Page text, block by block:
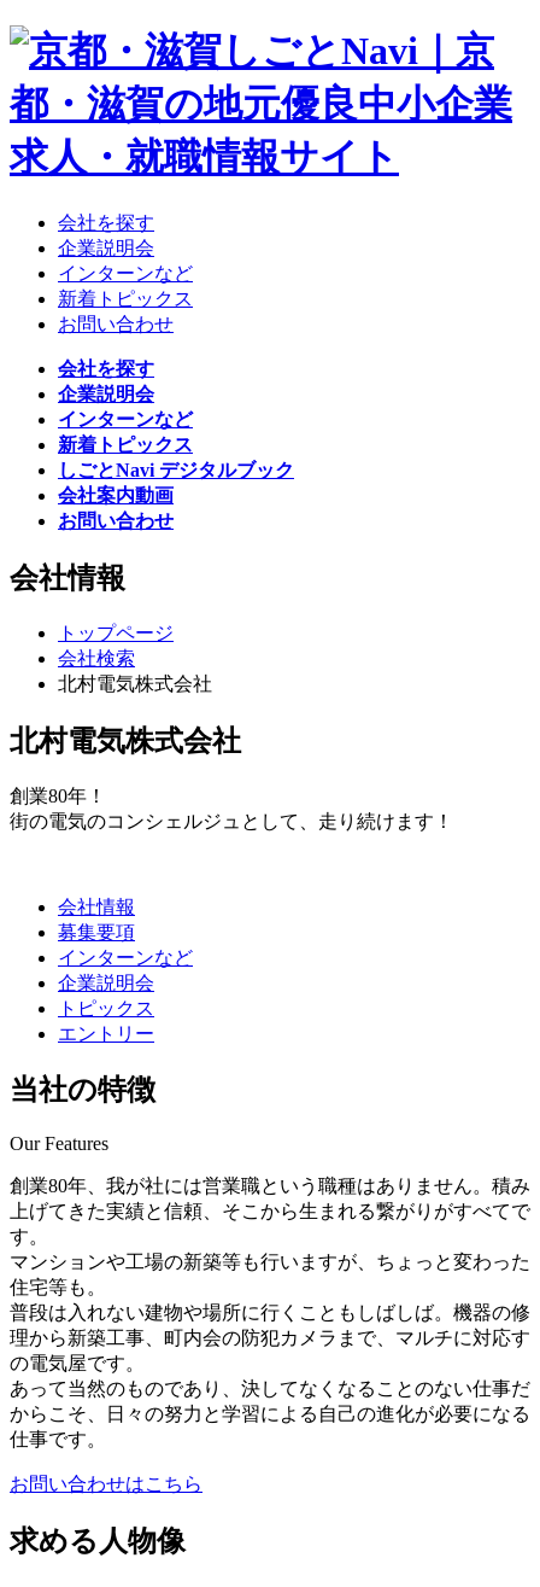
会社を探す
企業説明会
インターンなど
新着トピックス
お問い合わせ
会社を探す
企業説明会
インターンなど
新着トピックス
しごとNavi デジタルブック
会社案内動画
お問い合わせ
会社情報
トップページ
会社検索
北村電気株式会社
北村電気株式会社
創業80年！
街の電気のコンシェルジュとして、走り続けます！
会社情報
募集要項
インターンなど
企業説明会
トピックス
エントリー
当社の特徴
Our Features
創業80年、我が社には営業職という職種はありません。積み
上げてきた実績と信頼、そこから生まれる繋がりがすべてで
す。
マンションや工場の新築等も行いますが、ちょっと変わった
住宅等も。
普段は入れない建物や場所に行くこともしばしば。機器の修
理から新築工事、町内会の防犯カメラまで、マルチに対応す
の電気屋です。
あって当然のものであり、決してなくなることのない仕事だ
からこそ、日々の努力と学習による自己の進化が必要になる
仕事です。
お問い合わせはこちら
求める人物像